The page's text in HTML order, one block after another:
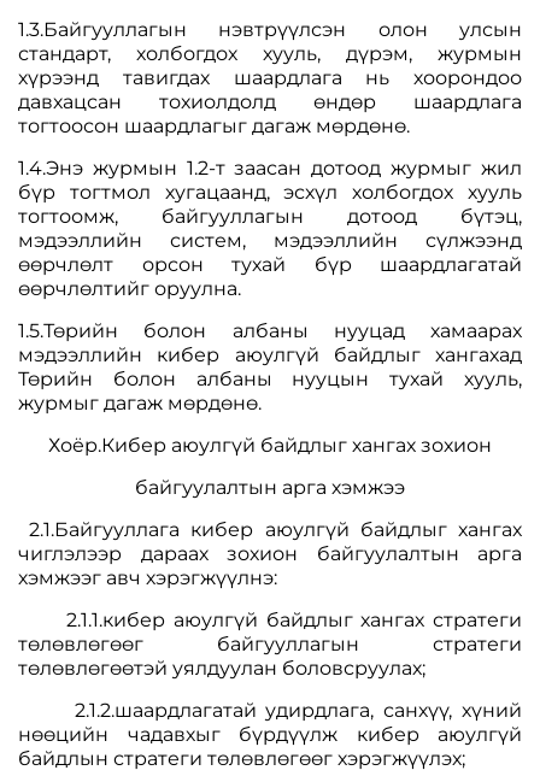
1.3.Байгууллагын нэвтрүүлсэн олон улсын
стандарт, холбогдох хууль, дүрэм, журмын
хүрээнд тавигдах шаардлага нь хоорондоо
давхацсан тохиолдолд өндөр шаардлага
тогтоосон шаардлагыг дагаж мөрдөнө.
1.4.Энэ журмын 1.2-т заасан дотоод журмыг жил
бүр тогтмол хугацаанд, эсхүл холбогдох хууль
тогтоомж, байгууллагын дотоод бүтэц,
мэдээллийн систем, мэдээллийн сүлжээнд
өөрчлөлт орсон тухай бүр шаардлагатай
өөрчлөлтийг оруулна.
1.5.Төрийн болон албаны нууцад хамаарах
мэдээллийн кибер аюулгүй байдлыг хангахад
Төрийн болон албаны нууцын тухай хууль,
журмыг дагаж мөрдөнө.
Хоёр.Кибер аюулгүй байдлыг хангах зохион
байгуулалтын арга хэмжээ
2.1.Байгууллага кибер аюулгүй байдлыг хангах
чиглэлээр дараах зохион байгуулалтын арга
хэмжээг авч хэрэгжүүлнэ:
2.1.1.кибер аюулгүй байдлыг хангах стратеги
төлөвлөгөөг байгууллагын стратеги
төлөвлөгөөтэй уялдуулан боловсруулах;
2.1.2.шаардлагатай удирдлага, санхүү, хүний
нөөцийн чадавхыг бүрдүүлж кибер аюулгүй
байдлын стратеги төлөвлөгөөг хэрэгжүүлэх;